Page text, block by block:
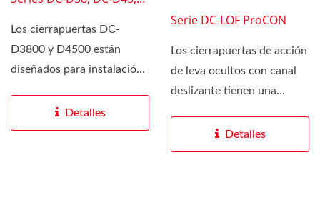
Los cierrapuertas DC-
D3800 y D4500 están
diseñados para instalación
Detalles
Serie DC-LOF ProCON
Los cierrapuertas de acción
de leva ocultos con canal
deslizante tienen una
Detalles